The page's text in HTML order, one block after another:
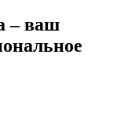
– ваш